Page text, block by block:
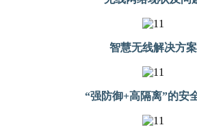
智慧无线解决方案
“强防御+高隔离”的安